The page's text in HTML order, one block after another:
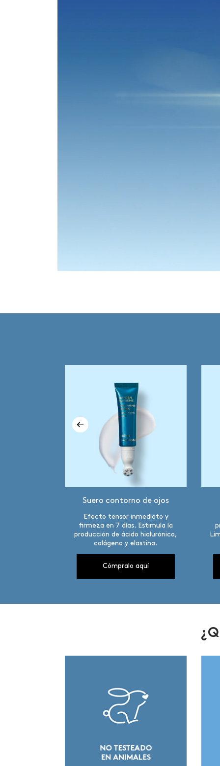
Suero contorno de ojos
Efecto tensor inmediato y
firmeza en 7 días. Estimula la
producción de ácido hialurónico,
colágeno y elastina.
Cómpralo aquí